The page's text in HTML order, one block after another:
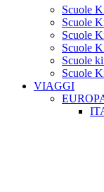
Scuole
Scuole
Scuole
Scuole
Scuole
Scuole
VIAGGI